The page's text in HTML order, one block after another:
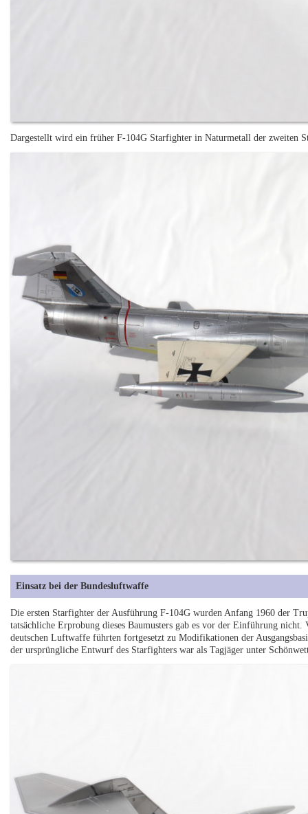
Dargestellt wird ein früher F-104G Starfighter in Naturmetall der zweiten
Einsatz bei der Bundesluftwaffe
Die ersten Starfighter der Ausführung F-104G wurden Anfang 1960 der
tatsächliche Erprobung dieses Baumusters gab es vor der Einführung
deutschen Luftwaffe führten fortgesetzt zu Modifikationen der
der ursprüngliche Entwurf des Starfighters war als Tagjäger unter